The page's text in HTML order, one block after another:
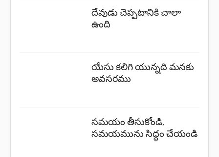
దేవుడు చెప్పటానికి చాలా
ఉంది
యేసు కలిగి యున్నది మనకు
అవసరము
సమయం తీసుకోండి,
సమయమును సిద్ధం చేయండి